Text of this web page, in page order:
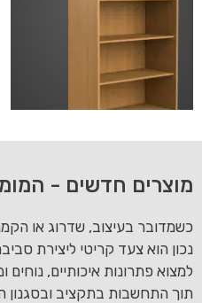
מוצרים חדשים -
כשמדובר בעיצוב, שדרוג או
נכון הוא צעד קריטי ליצירת
למצוא פתרונות איכותיים, נוחים
תוך התחשבות בתקציב ובסגנון